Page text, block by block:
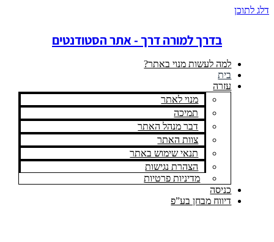
דלג לתוכן
בדרך למורה דרך - אתר הסטודנטים
למה לעשות מנוי באתר?
בית
עזרה
מנוי לאתר
תמיכה
דבר מנהל האתר
צוות האתר
תנאי שימוש באתר
הצהרת נגישות
מדיניות פרטיות
כניסה
דיווח מבחן בע”פ